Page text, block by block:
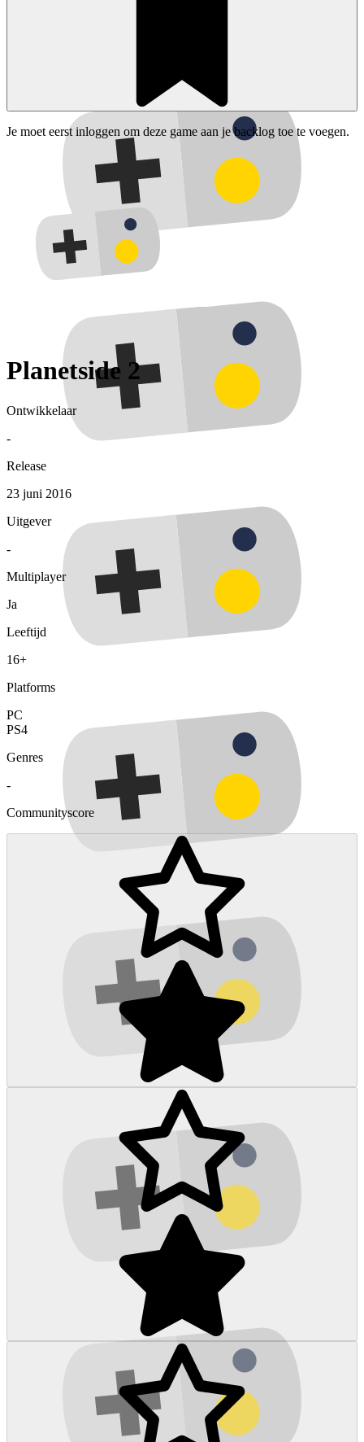
Je moet eerst inloggen om deze game aan je backlog toe te voegen.
Planetside 2
Ontwikkelaar
-
Release
23 juni 2016
Uitgever
-
Multiplayer
Ja
Leeftijd
16+
Platforms
PC
PS4
Genres
-
Communityscore